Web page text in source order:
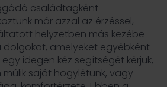
családtagként
már azzal az érzéssel,
helyzetben más kezébe
dolgokat, amelyeket egyébként
idegen kéz segítségét kérjük,
saját hogylétünk, vagy